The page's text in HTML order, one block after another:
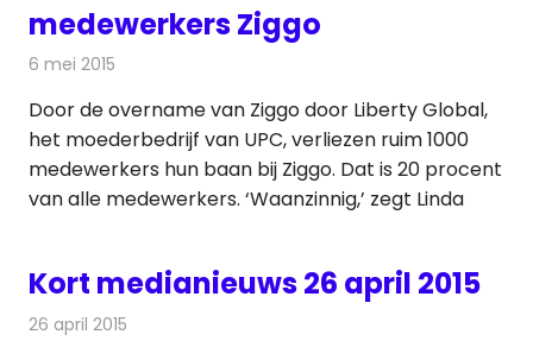
medewerkers Ziggo
6 mei 2015
Door de overname van Ziggo door Liberty Global,
het moederbedrijf van UPC, verliezen ruim 1000
medewerkers hun baan bij Ziggo. Dat is 20 procent
van alle medewerkers. ‘Waanzinnig,’ zegt Linda
Kort medianieuws 26 april 2015
26 april 2015